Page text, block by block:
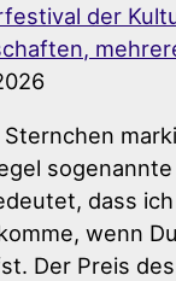
der
dass
wenn
Der Preis